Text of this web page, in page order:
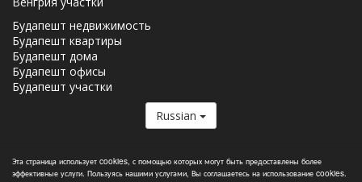
Эта страница использует cookies, с помощью которых могут быть предоставлены более
эффективные услуги. Пользуясь нашими услугами, Вы соглашаетесь на использование cookies.
Будапешт недвижимость
Будапешт квартиры
Будапешт дома
Будапешт офисы
Будапешт участки
Russian
Realty.co.hu членReal Estate Group.